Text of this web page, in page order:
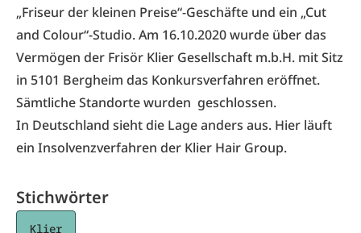
„Friseur der kleinen Preise“-Geschäfte und ein „Cut
and Colour“-Studio. Am 16.10.2020 wurde über das
Vermögen der Frisör Klier Gesellschaft m.b.H. mit Sitz
in 5101 Bergheim das Konkursverfahren eröffnet.
Sämtliche Standorte wurden geschlossen.
In Deutschland sieht die Lage anders aus. Hier läuft
ein Insolvenzverfahren der Klier Hair Group.
Stichwörter
Klier